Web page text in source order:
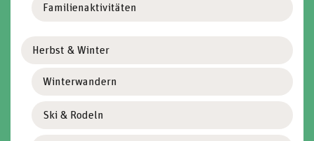
Familienaktivitäten
Herbst & Winter
Winterwandern
Ski & Rodeln